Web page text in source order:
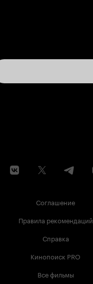
Соглашение
Правила рекомендаций
Справка
Кинопоиск PRO
Все фильмы